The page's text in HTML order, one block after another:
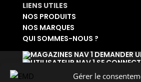
Gérer le
LIENS UTILES
NOS PRODUITS
NOS MARQUES
QUI SOMMES-NOUS ?
DEMANDER
SE
DEMANDER UN